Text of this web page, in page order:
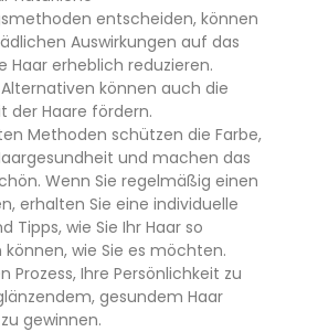
entscheiden, können
Auswirkungen auf das
Haar erheblich reduzieren.
können auch die
der Haare fördern.
Methoden schützen die Farbe,
und machen das
Wenn Sie regelmäßig einen
erhalten Sie eine individuelle
Tipps, wie Sie Ihr Haar so
können, wie Sie es möchten.
Prozess, Ihre Persönlichkeit zu
gesundem Haar
gewinnen.